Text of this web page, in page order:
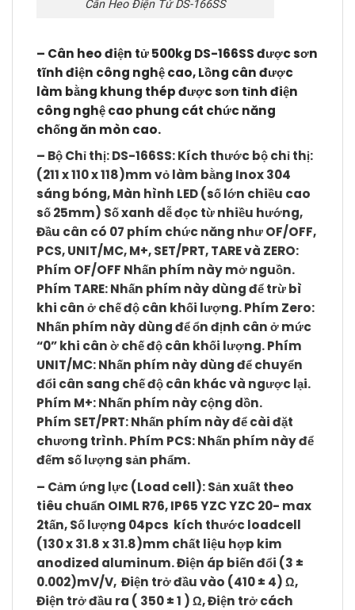
Cân Heo Điện Tử DS-166SS
– Cân heo điện tử 500kg DS-166SSđược sơn
tĩnh điện công nghệ cao, Lồng cân được
làm bằng khung thép được sơn tỉnh điện
công nghệ cao phung cát chức năng
chống ăn mòn cao.
– Bộ Chỉ thị:DS-166SS: Kích thước bộ chỉ thị:
(211 x 110 x 118)mm vỏ làm bằng Inox 304
sáng bóng, Màn hình LED (số lớn chiều cao
số 25mm) Số xanh dễ đọc từ nhiều hướng,
Đầu cân có 07 phím chức năng nhưOF/OFF,
PCS, UNIT/MC, M+, SET/PRT, TARE và ZERO:
Phím OF/OFF Nhấn phím này mở nguồn.
Phím TARE: Nhấn phím này dùng để trừ bì
khi cân ở chế độ cân khối lượng. Phím Zero:
Nhấn phím này dùng để ổn định cân ở mức
“0” khi cân ờ chế độ cân khối lượng. Phím
UNIT/MC:Nhấn phím này dùng để chuyển
đổi cân sang chế độ cân khác và ngược lại.
Phím M+: Nhấn phím này cộng dồn.
Phím SET/PRT: Nhấn phím này để cài đặt
chương trình. Phím PCS:Nhấn phím nàyđể
đếm số lượng sản phẩm.
– Cảm ứng lực (Load cell): Sản xuất theo
tiêu chuẩn OIML R76, IP65 YZC YZC 20- max
2tấn, Số lượng 04pcs kích thước loadcell
(130 x 31.8 x 31.8)mm chất liệu hợp kim
anodized aluminum. Điện áp biến đổi (3 ±
0.002)mV/V, Điện trở đầu vào (410 ± 4) Ω,
Điện trở đầu ra ( 350 ± 1 ) Ω, Điện trở cách